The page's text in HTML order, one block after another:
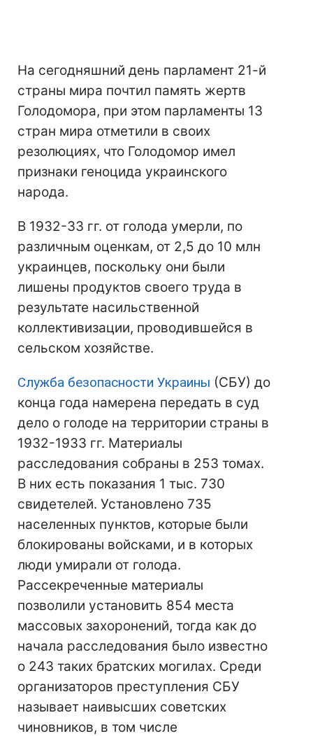
На сегодняшний день парламент 21-й
страны мира почтил память жертв
Голодомора, при этом парламенты 13
стран мира отметили в своих
резолюциях, что Голодомор имел
признаки геноцида украинского
народа.
В 1932-33 гг. от голода умерли, по
различным оценкам, от 2,5 до 10 млн
украинцев, поскольку они были
лишены продуктов своего труда в
результате насильственной
коллективизации, проводившейся в
сельском хозяйстве.
Служба безопасности Украины (СБУ) до
конца года намерена передать в суд
дело о голоде на территории страны в
1932-1933 гг. Материалы
расследования собраны в 253 томах.
В них есть показания 1 тыс. 730
свидетелей. Установлено 735
населенных пунктов, которые были
блокированы войсками, и в которых
люди умирали от голода.
Рассекреченные материалы
позволили установить 854 места
массовых захоронений, тогда как до
начала расследования было известно
о 243 таких братских могилах. Среди
организаторов преступления СБУ
называет наивысших советских
чиновников, в том числе